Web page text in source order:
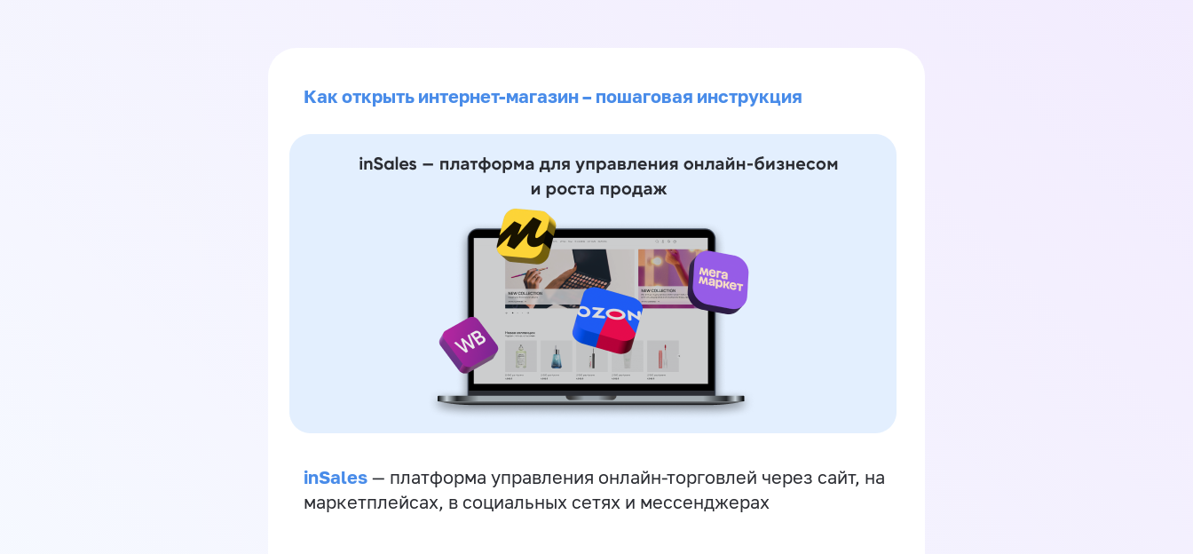
Как открыть интернет-магазин – пошаговая инструкция
inSales — платформа управления онлайн-торговлей через сайт, на
маркетплейсах, в социальных сетях и мессенджерах